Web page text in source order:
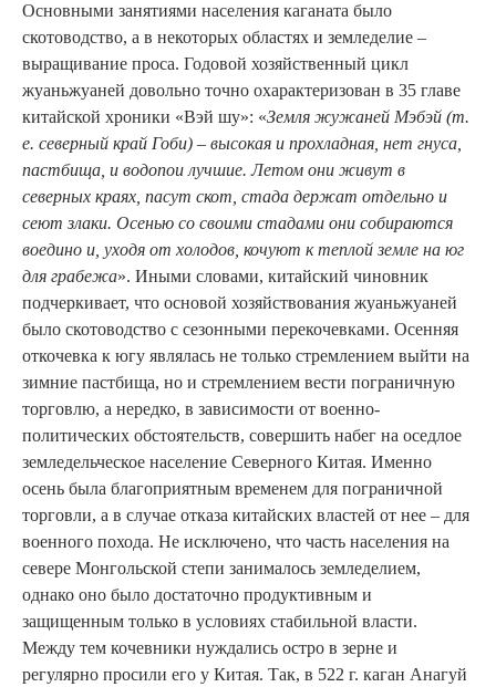
Основными занятиями населения каганата было
скотоводство, а в некоторых областях и земледелие –
выращивание проса. Годовой хозяйственный цикл
жуаньжуаней довольно точно охарактеризован в 35 главе
китайской хроники «Вэй шу»: «Земля жужаней Мэбэй (т.
е. северный край Гоби) – высокая и прохладная, нет гнуса,
пастбища, и водопои лучшие. Летом они живут в
северных краях, пасут скот, стада держат отдельно и
сеют злаки. Осенью со своими стадами они собираются
воедино и, уходя от холодов, кочуют к теплой земле на юг
для грабежа». Иными словами, китайский чиновник
подчеркивает, что основой хозяйствования жуаньжуаней
было скотоводство с сезонными перекочевками. Осенняя
откочевка к югу являлась не только стремлением выйти на
зимние пастбища, но и стремлением вести пограничную
торговлю, а нередко, в зависимости от военно-
политических обстоятельств, совершить набег на оседлое
земледельческое население Северного Китая. Именно
осень была благоприятным временем для пограничной
торговли, а в случае отказа китайских властей от нее – для
военного похода. Не исключено, что часть населения на
севере Монгольской степи занималось земледелием,
однако оно было достаточно продуктивным и
защищенным только в условиях стабильной власти.
Между тем кочевники нуждались остро в зерне и
регулярно просили его у Китая. Так, в 522 г. каган Анагуй